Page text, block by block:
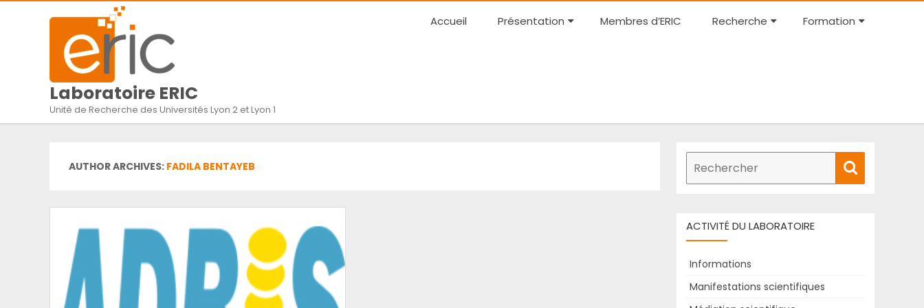
Laboratoire ERIC
Unité de Recherche des Universités Lyon 2 et Lyon 1
to
Accueil Présentation Membres d’ERIC Recherche Formation
AUTHOR ARCHIVES: FADILA BENTAYEB
de
ACTIVITÉ DU LABORATOIRE
Informations
Manifestations scientifiques